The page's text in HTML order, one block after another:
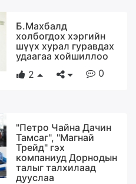
Б.Махбалд
холбогдох хэргийн
шүүх хурал гуравдах
удаагаа хойшиллоо
2
0
"Петро Чайна Дачин
Тамсаг", "Магнай
Трейд" гэх
компаниуд Дорнодын
талыг талхилаад
дууслаа